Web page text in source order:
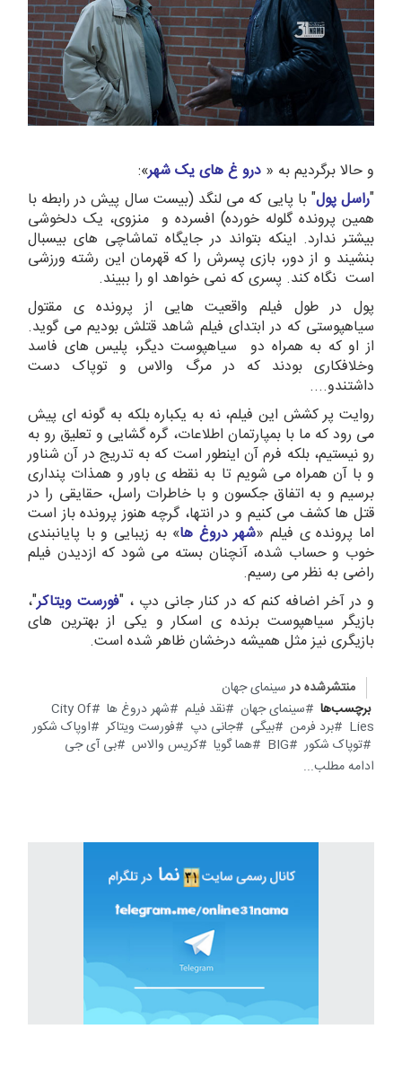
و حالا برگردیم به « درو غ های یک شهر»:
"راسل پول" با پایی که می لنگد (بیست سال پیش در رابطه با
همین پرونده گلوله خورده) افسرده و منزوی، یک دلخوشی
بیشتر ندارد. اینکه بتواند در جایگاه تماشاچی های بیسبال
بنشیند و از دور، بازی پسرش را که قهرمان این رشته ورزشی
است نگاه کند. پسری که نمی خواهد او را ببیند.
پول در طول فیلم واقعیت هایی از پرونده ی مقتول
سیاهپوستی که در ابتدای فیلم شاهد قتلش بودیم می گوید.
از او که به همراه دو سیاهپوست دیگر، پلیس های فاسد
وخلافکاری بودند که در مرگ والاس و توپاک دست
داشتندو....
روایت پر کشش این فیلم، نه به یکباره بلکه به گونه ای پیش
می رود که ما با بمپارتمان اطلاعات، گره گشایی و تعلیق رو به
رو نیستیم، بلکه فرم آن اینطور است که به تدریج در آن شناور
و با آن همراه می شویم تا به نقطه ی باور و همذات پنداری
برسیم و به اتفاق جکسون و با خاطرات راسل، حقایقی را در
قتل ها کشف می کنیم و در انتها، گرچه هنوز پرونده باز است
اما پرونده ی فیلم «شهر دروغ ها» به زیبایی و با پایانبندی
خوب و حساب شده، آنچنان بسته می شود که ازدیدن فیلم
راضی به نظر می رسیم.
و در آخر اضافه کنم که در کنار جانی دپ ، "فورست ویتاکر"،
بازیگر سیاهپوست برنده ی اسکار و یکی از بهترین های
بازیگری نیز مثل همیشه درخشان ظاهر شده است.
منتشرشده در سینمای جهان
برچسب‌ها
سینمای جهان نقد فیلم شهر دروغ ها
City Of
Lies
برد فرمن بیگی جانی دپ فورست ویتاکر
اوپاک شکور
توپاک شکور
BIG هما گویا کریس والاس
بی آی جی
ادامه مطلب...